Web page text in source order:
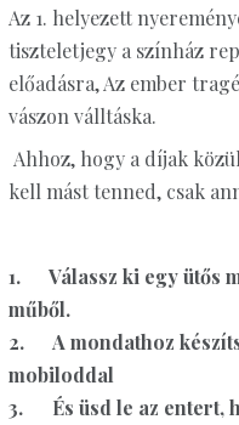
Az 1. helyezett
tiszteletjegy a színház
előadásra, Az ember
vászon válltáska.
Ahhoz, hogy a díjak
kell mást tenned, csak
1. Válassz ki egy ütős
műből.
2. A mondathoz
mobiloddal
3. És üsd le az entert,